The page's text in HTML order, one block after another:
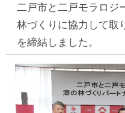
二戸市と二戸モラロジ
林づくりに協力して取
を締結しました。